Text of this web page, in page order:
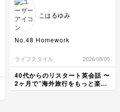
感じにいろいろな大きさ
です。屋根の色もきれい
やかな色で描いていて楽
ストを描くのにも向いて
いますので、これから他
のものも描いてみられる
といいですね。 次の作
品も楽しみにしています
こはるゆみ
No.48 Homework
A I watched the Cape Verde -
Argentina match in tha World
Cup. I was suprised.
B Thank you. We were also
very proud.
ライフスタイル 2026/08/05
40代からのリスタート英会話 〜
2ヶ月で”海外旅行をもっと楽し
める私"になる〜